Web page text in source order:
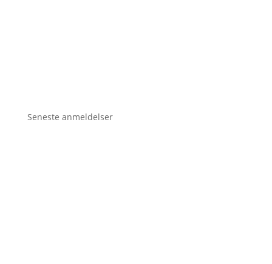
Seneste anmeldelser